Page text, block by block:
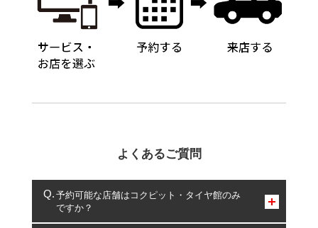
よくあるご質問
予約可能な店舗はコクピット・タイヤ館のみ
ですか？